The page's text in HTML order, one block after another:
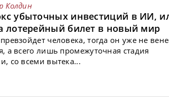
Колдин
убыточных инвестиций в ИИ,
лотерейный билет в новый мир
человека, тогда он уже не
а всего лишь промежуточная стадия
со всеми вытека...